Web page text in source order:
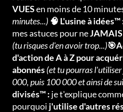
VUESen moins de 10
minutes...) 🧠 L'usine à idées™
mes astuces pour neJAMAIS
(tu risques d'en avoir trop...)
d'action de A à Z pour
abonnés(et tu pourras
000, puis 100 000 et ainsi de
divisés™ : je t'explique
pourquoi j'utilise d'autres